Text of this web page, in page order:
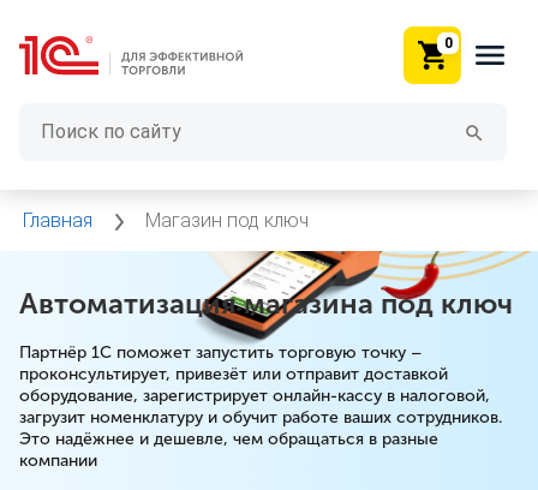
0
Главная Магазин под ключ
Автоматизация магазина под ключ
Партнёр 1С поможет запустить торговую точку –
проконсультирует, привезёт или отправит доставкой
оборудование, зарегистрирует онлайн-кассу в налоговой,
загрузит номенклатуру и обучит работе ваших сотрудников.
Это надёжнее и дешевле, чем обращаться в разные
компании